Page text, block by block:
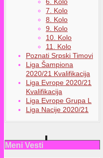
6. Kolo
7. Kolo
8. Kolo
9. Kolo
10. Kolo
11. Kolo
Poznati Srpski Timovi
Liga Šampiona
2020/21 Kvalifikacija
Liga Evrope 2020/21
Kvalifikacija
Liga Evrope Grupa L
Liga Nacije 2020/21
Meni Vesti